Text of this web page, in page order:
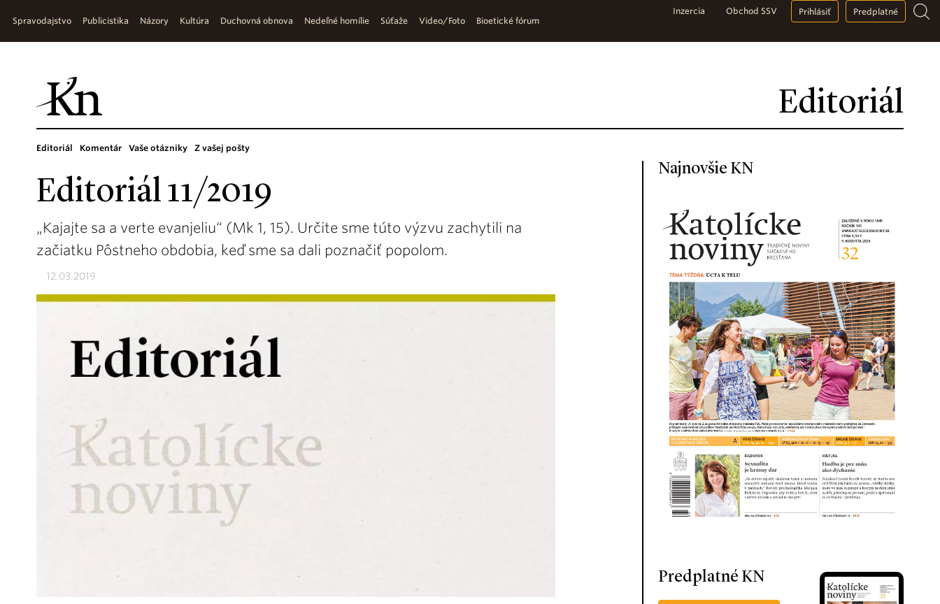
Editoriál
Spravodajstvo Publicistika Názory Kultúra Duchovná obnova Nedeľné homílie Súťaže Video/Foto Bioetické fórum
Inzercia Obchod SSV Prihlásiť Predplatné
Editoriál Komentár Vaše otázniky Z vašej pošty
Editoriál 11/2019
„Kajajte sa a verte evanjeliu“ (Mk 1, 15). Určite sme túto výzvu zachytili na
začiatku Pôstneho obdobia, keď sme sa dali poznačiť popolom.
12.03.2019
Najnovšie KN
Predplatné KN